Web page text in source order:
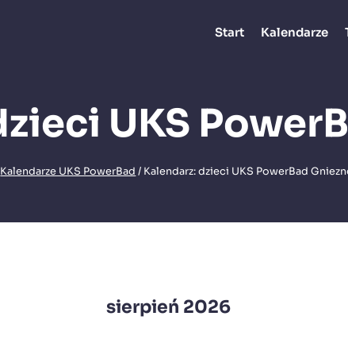
Start Kalendarze
UKS
Kalendarze UKS PowerBad / Kalendarz: dzieci UKS PowerBad
sierpień 2026